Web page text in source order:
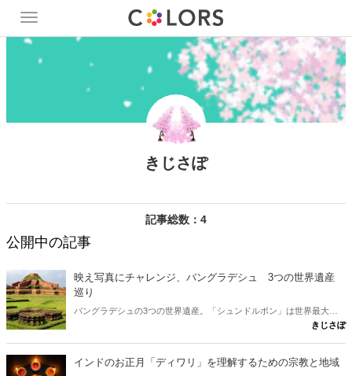
Toggle
navigation
きじさぽ
記事総数：4
公開中の記事
映え写真にチャレンジ、バングラデシュ 3つの世界遺産
巡り
バングラデシュの3つの世界遺産。「シュンドルボン」は世界最大級
のマングローブ林で、ベンガルトラなどが生息する自然遺産。文化遺
ールの仏教寺院遺跡群」と、15世紀にイスラムの都市として栄えた
「バゲルハットのモスク都市」があります。映え写真で一生の思い出
きじさぽ
インドのお正月「ディワリ」を理解するための宗教と地域